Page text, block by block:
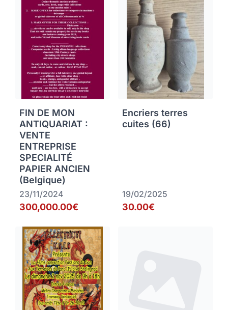
FIN DE MON
ANTIQUARIAT :
VENTE
ENTREPRISE
SPECIALITÉ
PAPIER ANCIEN
(Belgique)
23/11/2024
300,000.00€
Encriers terres
cuites (66)
19/02/2025
30.00€